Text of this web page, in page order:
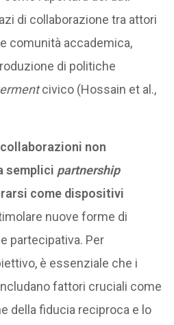
di collaborazione tra attori
comunità accademica,
di politiche
civico (Hossain et al.,
collaborazioni non
semplici partnership
come dispositivi
nuove forme di
partecipativa. Per
è essenziale che i
fattori cruciali come
della fiducia reciproca e lo